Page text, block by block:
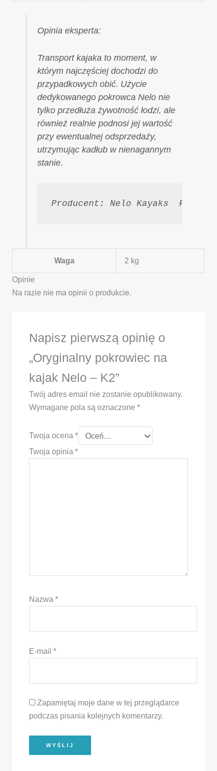
Opinia eksperta:
Transport kajaka to moment, w
którym najczęściej dochodzi do
przypadkowych obić. Użycie
dedykowanego pokrowca Nelo nie
tylko przedłuża żywotność łodzi, ale
również realnie podnosi jej wartość
przy ewentualnej odsprzedaży,
utrzymując kadłub w nienagannym
stanie.
Producent: Nelo Kayaks  Rua
Waga 2 kg
Opinie
Na razie nie ma opinii o produkcie.
Napisz pierwszą opinię o
„Oryginalny pokrowiec na
kajak Nelo – K2”
Twój adres email nie zostanie opublikowany.
Wymagane pola są oznaczone*
Twoja ocena*
Twoja opinia*
Nazwa*
E-mail*
Zapamiętaj moje dane w tej przeglądarce
podczas pisania kolejnych komentarzy.